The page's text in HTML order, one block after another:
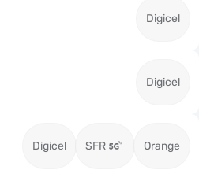
Digicel
Digicel
Digicel SFR Orange